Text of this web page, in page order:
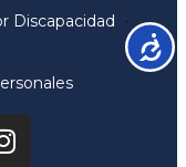
Discapacidad